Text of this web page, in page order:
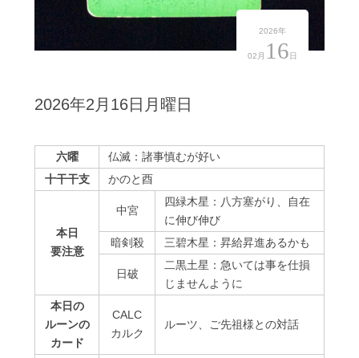
2026年
02月 16 日
2026年2月16日月曜日
六曜
仏滅：諸事慎むが好い
十干干支
かのと酉
本日
要注意
中宮
四緑木星：八方塞がり、自在
に伸び伸び
暗剣殺
三碧木星：昇給昇進あるかも
⽇破
二黒土星：急いては事を仕損
じませんように
本日の
ルーンの
カード
CALC
カルク
ルーツ、ご先祖様との対話